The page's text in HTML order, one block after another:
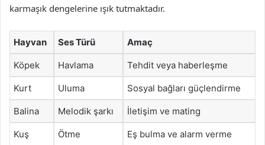
karmaşık dengelerine ışık tutmaktadır.
Hayvan Ses Türü Amaç
Köpek Havlama Tehdit veya haberleşme
Kurt Uluma Sosyal bağları güçlendirme
Balina Melodik şarkı İletişim ve mating
Kuş Ötme Eş bulma ve alarm verme